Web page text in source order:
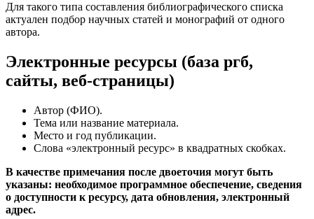
Для такого типа составления библиографического списка
актуален подбор научных статей и монографий от одного
автора.
Электронные ресурсы (база ргб,
сайты, веб-страницы)
Автор (ФИО).
Тема или название материала.
Место и год публикации.
Слова «электронный ресурс» в квадратных скобках.
В качестве примечания после двоеточия могут быть
указаны: необходимое программное обеспечение, сведения
о доступности к ресурсу, дата обновления, электронный
адрес.